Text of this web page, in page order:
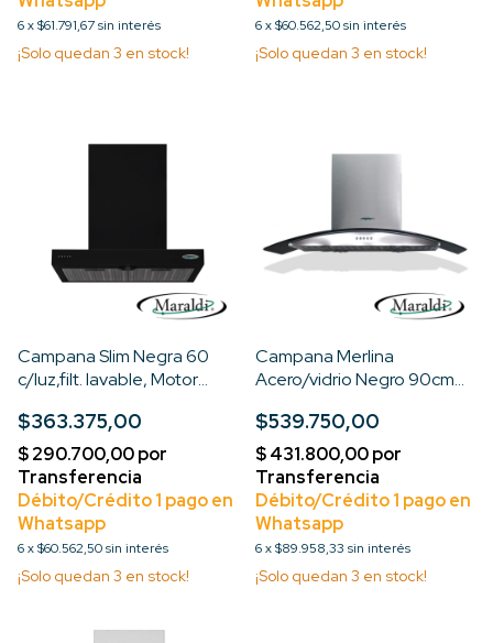
6x$61.791,67sin interés
¡Solo quedan 3 en stock!
6x$60.562,50sin interés
¡Solo quedan 3 en stock!
Campana Slim Negra 60
c/luz,filt. lavable, Motor
$363.375,00
6x$60.562,50sin interés
¡Solo quedan 3 en stock!
Campana Merlina
Acero/vidrio Negro 90cm
Turbo 3V
$539.750,00
6x$89.958,33 sin interés
¡Solo quedan 3 en stock!